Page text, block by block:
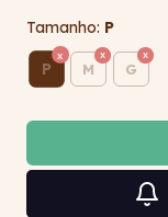
Tamanho: P
P M G